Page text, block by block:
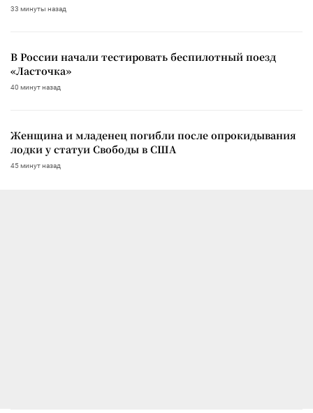
33 минуты назад
В России начали тестировать беспилотный поезд
«Ласточка»
40 минут назад
Женщина и младенец погибли после опрокидывания
лодки у статуи Свободы в США
45 минут назад